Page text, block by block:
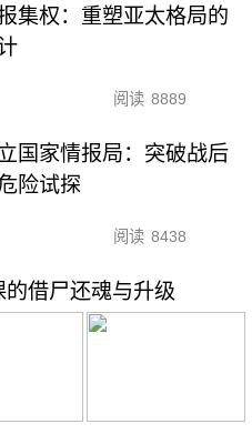
集权：重塑亚太格局的
阅读 8889
国家情报局：突破战后
险试探
阅读 8438
的借尸还魂与升级